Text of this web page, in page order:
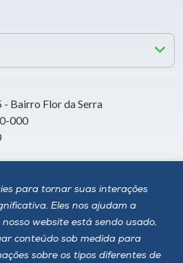
para tornar suas interações
Eles nos ajudam a
website está sendo usado,
conteúdo sob medida para
sobre os tipos diferentes de
- Bairro Flor da Serra
000